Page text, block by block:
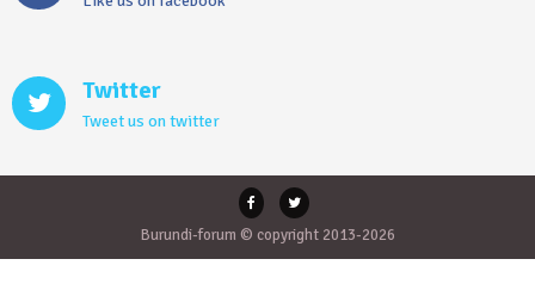
Twitter
Tweet us on twitter
Burundi-forum © copyright 2013-2026